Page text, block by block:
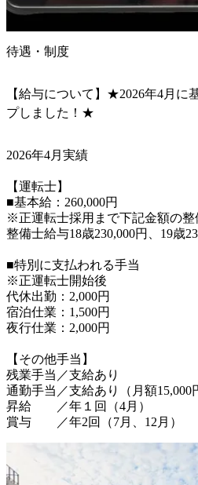
待遇・制度
【給与について】★2026年4月に
プしました！★
2026年4月実績
【運転士】
■基本給：260,000円
※正運転士採用まで下記金額の整
整備士給与18歳230,000円、19歳
■特別に支払われる手当
※正運転士開始後
代休出勤：2,000円
宿泊仕業：1,500円
夜行仕業：2,000円
【その他手当】
残業手当／支給あり
通勤手当／支給あり（月額15,000
昇給　　／年１回（4月）
賞与　　／年2回（7月、12月）